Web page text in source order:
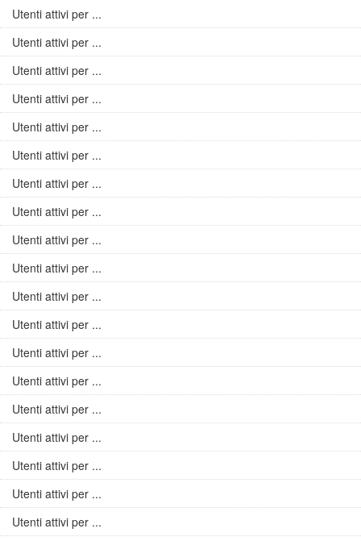
Utenti attivi per ...
Utenti attivi per ...
Utenti attivi per ...
Utenti attivi per ...
Utenti attivi per ...
Utenti attivi per ...
Utenti attivi per ...
Utenti attivi per ...
Utenti attivi per ...
Utenti attivi per ...
Utenti attivi per ...
Utenti attivi per ...
Utenti attivi per ...
Utenti attivi per ...
Utenti attivi per ...
Utenti attivi per ...
Utenti attivi per ...
Utenti attivi per ...
Utenti attivi per ...